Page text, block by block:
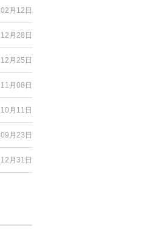
02月12日
12月28日
12月25日
11月08日
10月11日
09月23日
12月31日